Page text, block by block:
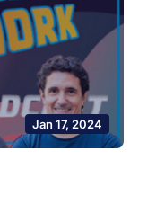
Jan 17, 2024